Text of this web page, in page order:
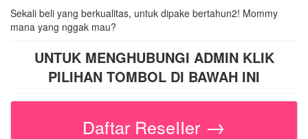
Sekali beli yang berkualitas, untuk dipake bertahun2! Mommy
mana yang nggak mau?
UNTUK MENGHUBUNGI ADMIN KLIK
PILIHAN TOMBOL DI BAWAH INI
Daftar ReseIIer →